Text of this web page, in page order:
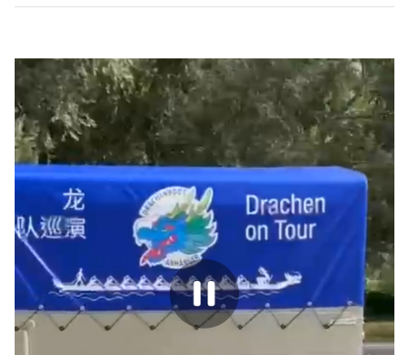
Beitragsnavigation